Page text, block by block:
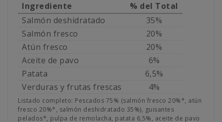
Ingrediente
% del Total
Salmón deshidratado
35%
Salmón fresco
20%
Atún fresco
20%
Aceite de pavo
6%
Patata
6,5%
Verduras y frutas frescas
4%
Listado completo: Pescados 75% (salmón fresco 20%*, atún
fresco 20%*, salmón deshidratado 35%), guisantes
pelados*, pulpa de remolacha, patata 6,5%, aceite de pavo